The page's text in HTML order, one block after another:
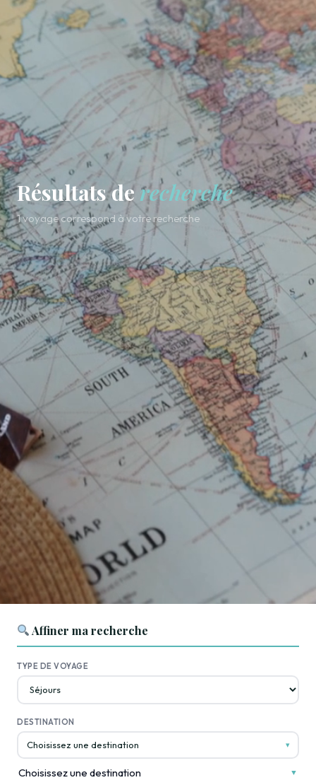
Résultats de recherche
1 voyage correspond à votre recherche
Affiner ma recherche
TYPE DE VOYAGE
DESTINATION
Choisissez une destination ▾
Choisissez une destination ▼